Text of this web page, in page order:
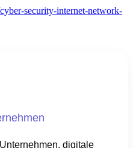
security-internet-network-
digitale